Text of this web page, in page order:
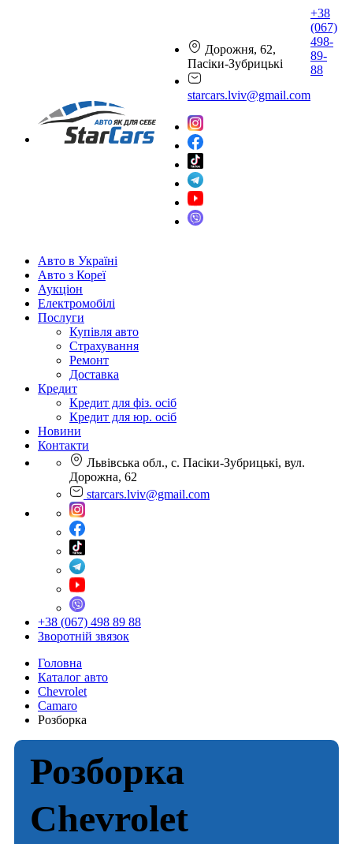
Дорожня, 62,
Пасіки-Зубрицькі
starcars.lviv@gmail.com
+38
(067)
498-
89-
88
Авто в Україні
Авто з Кореї
Аукціон
Електромобілі
Послуги
Купівля авто
Страхування
Ремонт
Доставка
Кредит
Кредит для фіз. осіб
Кредит для юр. осіб
Новини
Контакти
Львівська обл., с. Пасіки-Зубрицькі, вул.
Дорожна, 62
starcars.lviv@gmail.com
+38 (067) 498 89 88
Зворотній звязок
Головна
Каталог авто
Chevrolet
Camaro
Розборка
Розборка
Chevrolet